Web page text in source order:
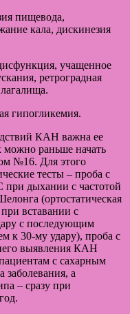
пищевода,
кала, дискинезия
учащенное
ретроградная
гипогликемия.
КАН важна ее
можно раньше начать
№16. Для этого
тесты – проба с
дыхании с частотой
(ортостатическая
вставании с
с последующим
к 30-му удару), проба с
выявления КАН
с сахарным
заболевания, а
– сразу при